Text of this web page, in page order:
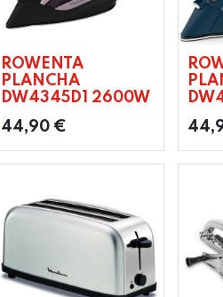
ROWENTA
PLANCHA
DW4345D1 2600W
44,90 €